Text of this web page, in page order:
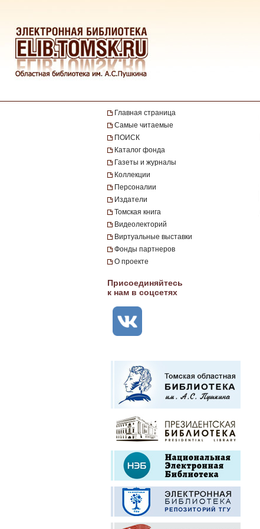
Главная страница
Самые читаемые
ПОИСК
Каталог фонда
Газеты и журналы
Коллекции
Персоналии
Издатели
Томская книга
Видеолекторий
Виртуальные выставки
Фонды партнеров
О проекте
Присоединяйтесь
к нам в соцсетях